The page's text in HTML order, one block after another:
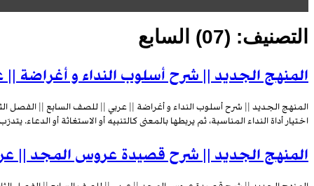
التصنيف: (07) السابع
المنهج الجديد || شرح أسلوب النداء و أغراضة
المنهج الجديد || شرح أسلوب النداء و أغراضة || عربي || للصف السابع || الفصل
اختيار أداة النداء المناسبة، ثم يربطها بالمعنى كالتنبيه أو الاستغاثة أو الدعاء.
المنهج الجديد || شرح قصيدة عروس المجد ||